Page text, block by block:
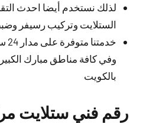
لذلك نستخدم أيضا احدث
الستلايت وتركيب رسيفر
وفي كافة مناطق مبارك
بالكويت
رقم فني ستلايت